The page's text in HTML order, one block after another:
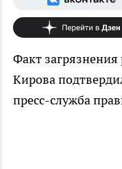
Факт
Кирова
пресс-служба